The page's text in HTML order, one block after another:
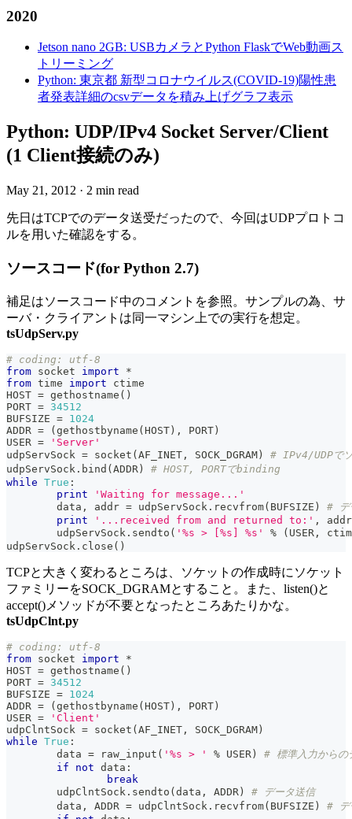
2020
Jetson nano 2GB: USBカメラとPython FlaskでWeb動画ス
トリーミング
Python: 東京都 新型コロナウイルス(COVID-19)陽性患
者発表詳細のcsvデータを積み上げグラフ表示
Python: UDP/IPv4 Socket Server/Client
(1 Client接続のみ)
May 21, 2012 · 2 min read
先日はTCPでのデータ送受だったので、今回はUDPプロトコ
ルを用いた確認をする。
ソースコード(for Python 2.7)
補足はソースコード中のコメントを参照。サンプルの為、サ
ーバ・クライアントは同一マシン上での実行を想定。
tsUdpServ.py
# coding: utf-8
from socket import
*
from time import ctime
HOST = gethostname ( )
PORT = 34512
BUFSIZE = 1024
ADDR = (gethostbyname (HOST) , PORT)
USER =
'Server'
udpServSock = socket (AF_INET , SOCK_DGRAM)
# IPv4/UDPで
udpServSock . bind (ADDR )
# HOST, PORTでbinding
while True :
print
'Waiting for message...'
	data
, addr = udpServSock . recvfrom( BUFSIZE )
# デ
print
'...received from and returned to:' ,
addr
	udpServSock
. sendto ( '%s > [%s] %s' % ( USER ,
udpServSock . close ( )
TCPと大きく変わるところは、ソケットの作成時にソケット
ファミリーをSOCK_DGRAMとすること。また、listen()と
accept()メソッドが不要となったところあたりかな。
tsUdpClnt.py
# coding: utf-8
from socket import
*
HOST = gethostname ( )
PORT = 34512
BUFSIZE = 1024
ADDR = (gethostbyname (HOST) , PORT)
USER =
'Client'
udpClntSock = socket (AF_INET , SOCK_DGRAM)
while True :
	data
= raw_input ( '%s > ' % USER )
# 標準入力からの
if
not data :
break
	udpClntSock
. sendto (data , ADDR )
# データ送信
	data
, ADDR = udpClntSock . recvfrom( BUFSIZE )
# デ